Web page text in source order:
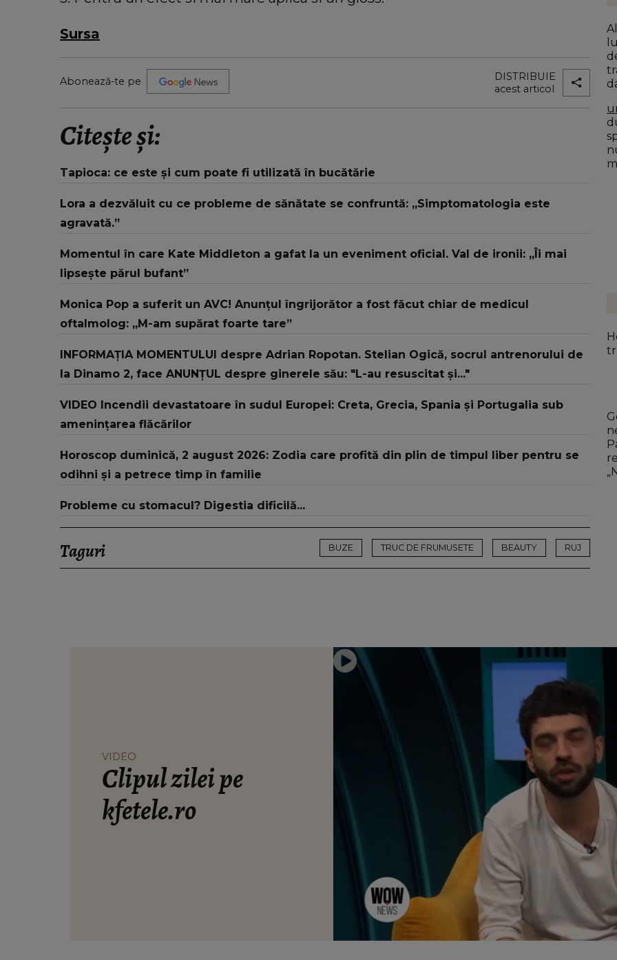
Sursa
Abonează-te pe
DISTRIBUIE
acest articol
Citește și:
Tapioca: ce este și cum poate fi utilizată în bucătărie
Lora a dezvăluit cu ce probleme de sănătate se confruntă: „Simptomatologia este
agravată.”
Momentul în care Kate Middleton a gafat la un eveniment oficial. Val de ironii: „Îi mai
lipsește părul bufant”
Monica Pop a suferit un AVC! Anunțul îngrijorător a fost făcut chiar de medicul
oftalmolog: „M-am supărat foarte tare”
INFORMAȚIA MOMENTULUI despre Adrian Ropotan. Stelian Ogică, socrul antrenorului de
la Dinamo 2, face ANUNȚUL despre ginerele său: "L-au resuscitat și..."
VIDEO Incendii devastatoare în sudul Europei: Creta, Grecia, Spania și Portugalia sub
amenințarea flăcărilor
Horoscop duminică, 2 august 2026: Zodia care profită din plin de timpul liber pentru se
odihni și a petrece timp în familie
Probleme cu stomacul? Digestia dificilă...
Taguri BUZE TRUC DE FRUMUSETE BEAUTY RUJ
VIDEO
Clipul zilei pe
kfetele.ro